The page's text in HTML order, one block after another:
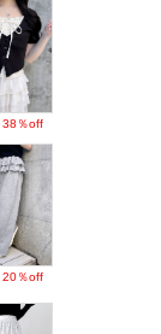
38％off
20％off